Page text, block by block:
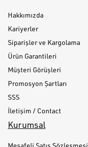
Hakkımızda
Kariyerler
Siparişler ve Kargolama
Ürün Garantileri
Müşteri Görüşleri
Promosyon Şartları
SSS
İletişim / Contact
Kurumsal
Mesafeli Satış Sözleşmesi